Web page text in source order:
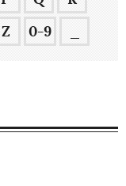
Z 0-9